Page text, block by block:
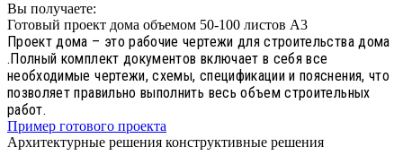
Вы получаете:
Готовый проект дома объемом 50-100 листов А3
Проект дома – это рабочие чертежи для строительства дома
.Полный комплект документов включает в себя все
необходимые чертежи, схемы, спецификации и пояснения, что
позволяет правильно выполнить весь объем строительных
работ.
Пример готового проекта
Архитектурные решения конструктивные решения